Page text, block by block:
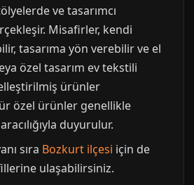
ve tasarımcı
Misafirler, kendi
tasarıma yön verebilir ve el
özel tasarım ev tekstili
ürünler
özel ürünler genellikle
aracılığıyla duyurulur.
sıra Bozkurt ilçesi için de
ulaşabilirsiniz.